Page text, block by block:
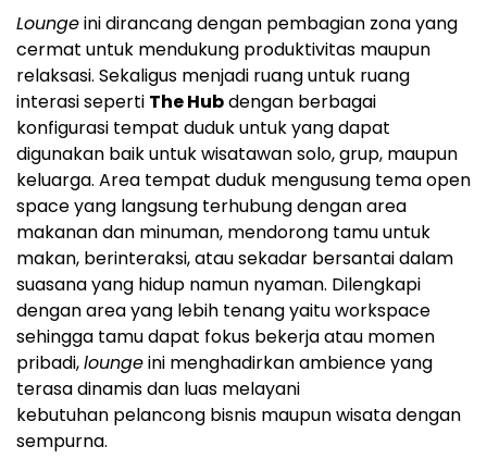
Loungeini dirancang dengan pembagian zona yang
cermat untuk mendukung produktivitas maupun
relaksasi. Sekaligus menjadi ruang untuk ruang
interasi seperti The Hubdengan berbagai
konfigurasi tempat duduk untuk yang dapat
digunakan baik untuk wisatawan solo, grup, maupun
keluarga. Area tempat duduk mengusung tema open
space yang langsung terhubung dengan area
makanan dan minuman, mendorong tamu untuk
makan, berinteraksi, atau sekadar bersantai dalam
suasana yang hidup namun nyaman. Dilengkapi
dengan area yang lebih tenang yaitu workspace
sehingga tamu dapat fokus bekerja atau momen
pribadi,loungeini menghadirkan ambience yang
terasa dinamis dan luas melayani
kebutuhan pelancong bisnis maupun wisata dengan
sempurna.